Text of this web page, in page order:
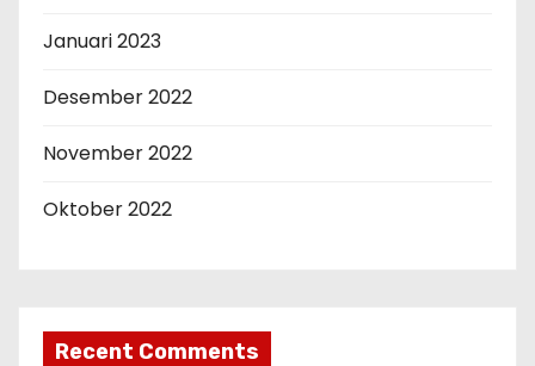
Januari 2023
Desember 2022
November 2022
Oktober 2022
Recent Comments